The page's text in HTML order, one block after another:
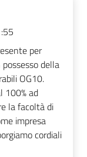
per
della
OG10.
100% ad
la facoltà di
impresa
cordiali